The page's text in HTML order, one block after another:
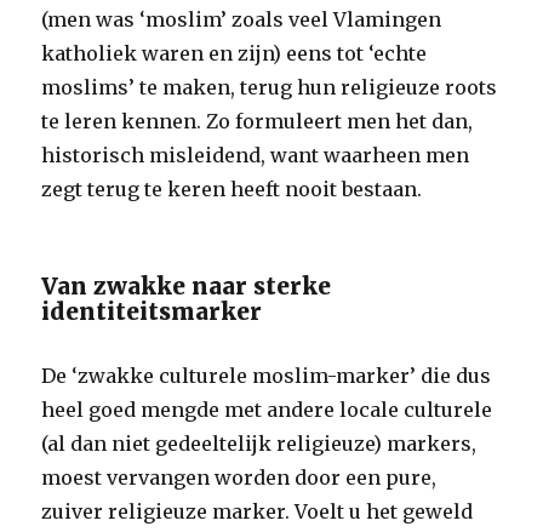
(men was ‘moslim’ zoals veel Vlamingen
katholiek waren en zijn) eens tot ‘echte
moslims’ te maken, terug hun religieuze roots
te leren kennen. Zo formuleert men het dan,
historisch misleidend, want waarheen men
zegt terug te keren heeft nooit bestaan.
Van zwakke naar sterke
identiteitsmarker
De ‘zwakke culturele moslim-marker’ die dus
heel goed mengde met andere locale culturele
(al dan niet gedeeltelijk religieuze) markers,
moest vervangen worden door een pure,
zuiver religieuze marker. Voelt u het geweld